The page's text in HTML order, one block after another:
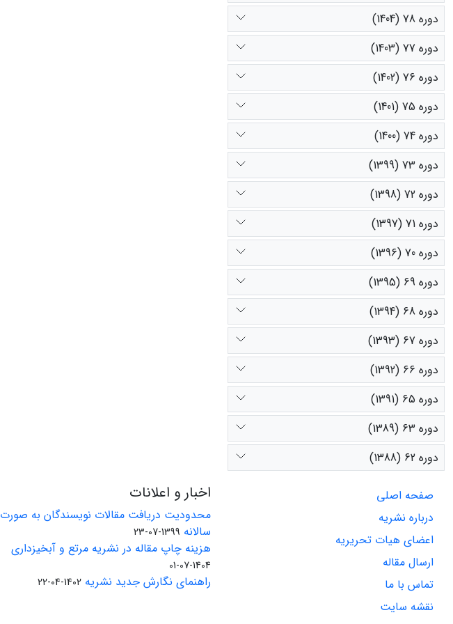
دوره 78 (1404)
دوره 77 (1403)
دوره 76 (1402)
دوره 75 (1401)
دوره 74 (1400)
دوره 73 (1399)
دوره 72 (1398)
دوره 71 (1397)
دوره 70 (1396)
دوره 69 (1395)
دوره 68 (1394)
دوره 67 (1393)
دوره 66 (1392)
دوره 65 (1391)
دوره 63 (1389)
دوره 62 (1388)
صفحه اصلی
درباره نشریه
اعضای هیات تحریریه
ارسال مقاله
تماس با ما
نقشه سایت
اخبار و اعلانات
محدودیت دریافت مقالات نویسندگان به صورت
سالانه 1399-07-23
هزینه چاپ مقاله در نشریه مرتع و آبخیزداری
1404-07-01
راهنمای نگارش جدید نشریه 1402-04-22